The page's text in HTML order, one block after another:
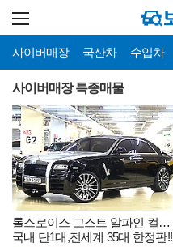
사이버매장 국산차 수입차
사이버매장 특종매물
롤스로이스 고스트 알파인 컬렉션
국내 단1대,전세계 35대 한정판!!